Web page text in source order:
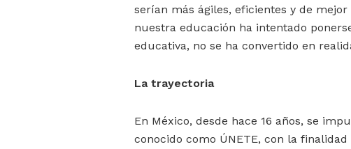
serían más ágiles, eficientes y de
nuestra educación ha intentado
educativa, no se ha convertido en
La trayectoria
En México, desde hace 16 años, se
conocido como ÚNETE, con la